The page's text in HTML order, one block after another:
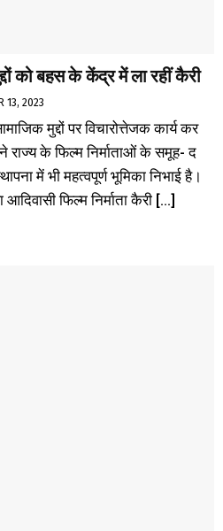
को बहस के केंद्र में ला रहीं कैरी
13, 2023
मुद्दों पर विचारोत्तेजक कार्य कर
राज्य के फिल्म निर्माताओं के समूह- द
में भी महत्वपूर्ण भूमिका निभाई है।
फिल्म निर्माता कैरी [...]